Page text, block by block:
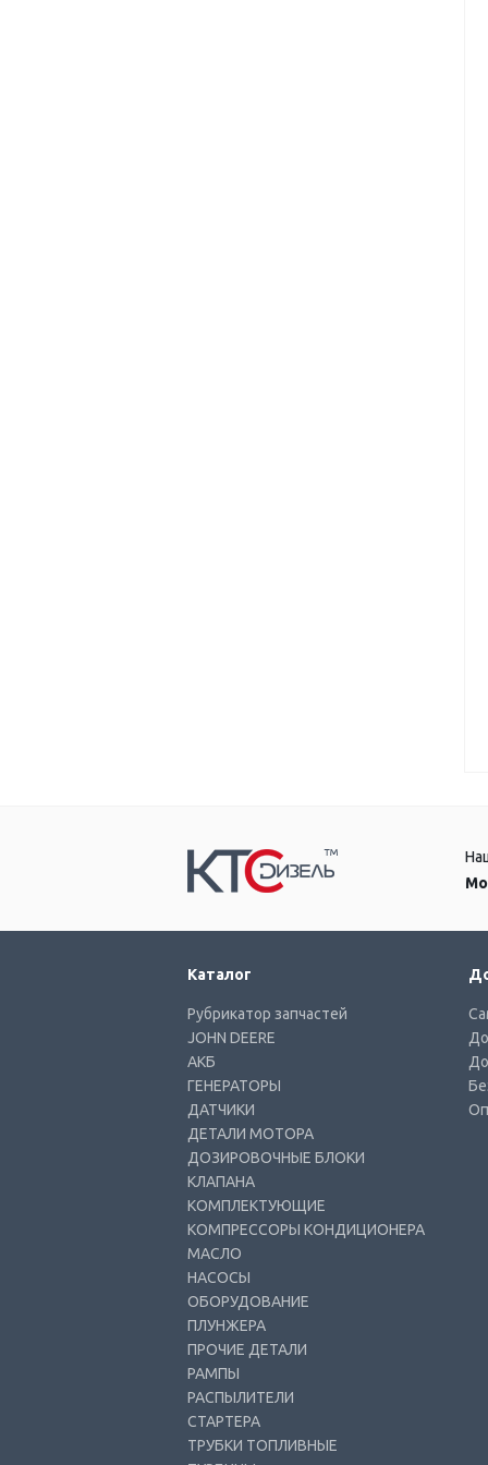
Каталог
Рубрикатор запчастей
JOHN DEERE
АКБ
ГЕНЕРАТОРЫ
ДАТЧИКИ
ДЕТАЛИ МОТОРА
ДОЗИРОВОЧНЫЕ БЛОКИ
КЛАПАНА
КОМПЛЕКТУЮЩИЕ
КОМПРЕССОРЫ КОНДИЦИОНЕРА
МАСЛО
НАСОСЫ
ОБОРУДОВАНИЕ
ПЛУНЖЕРА
ПРОЧИЕ ДЕТАЛИ
РАМПЫ
РАСПЫЛИТЕЛИ
СТАРТЕРА
ТРУБКИ ТОПЛИВНЫЕ